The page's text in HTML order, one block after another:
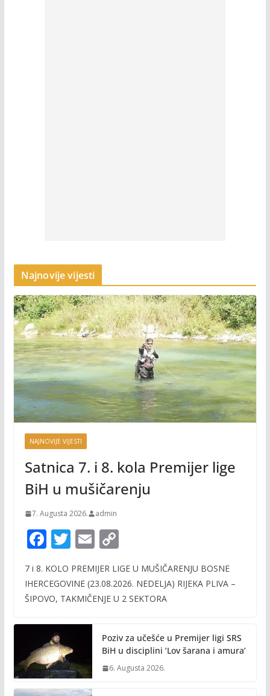
Najnovije vijesti
NAJNOVIJE VIJESTI
Satnica 7. i 8. kola Premijer lige
BiH u mušičarenju
7. Augusta 2026. admin
F
e
b
o
k
T
itt
er
E
ai
l
C
p
y
n
k
7 i 8. KOLO PREMIJER LIGE U MUŠIČARENJU BOSNE
IHERCEGOVINE (23.08.2026. NEDELJA) RIJEKA PLIVA –
ŠIPOVO, TAKMIČENJE U 2 SEKTORA
Poziv za učešće u Premijer ligi SRS
BiH u disciplini ‘Lov šarana i amura’
6. Augusta 2026.